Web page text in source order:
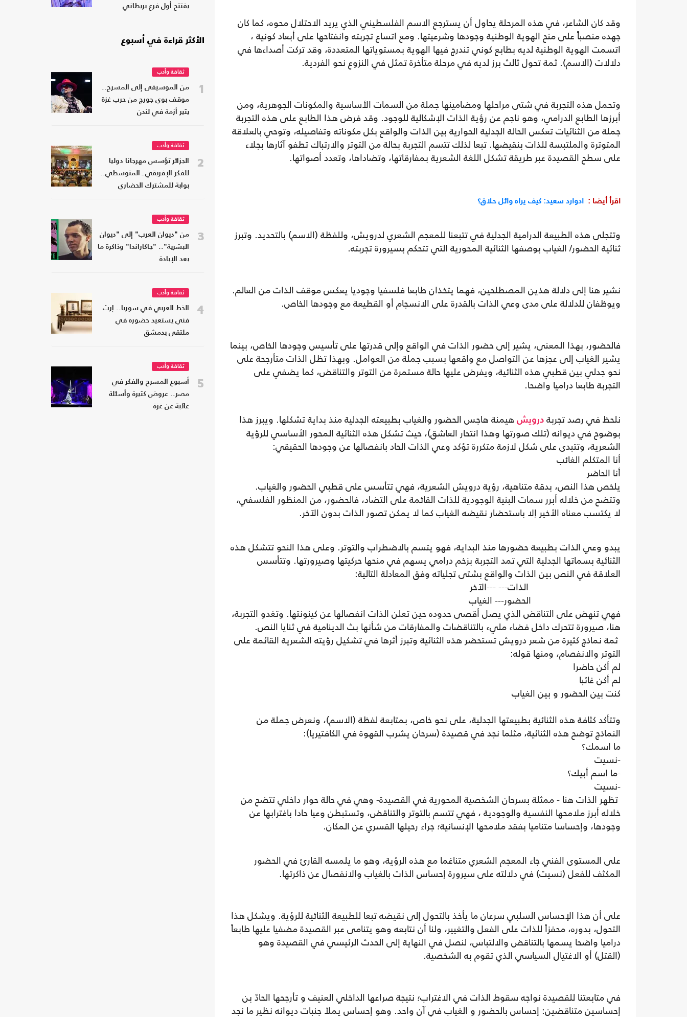
وقد كان الشاعر، في هذه المرحلة يحاول أن يسترجع الاسم الفلسطيني الذي يريد الاحتلال محوه، كما كان
جهده منصباً على منح الهوية الوطنية وجودها وشرعيتها. ومع اتساع تجربته وانفتاحها على أبعاد كونية ،
اتسمت الهوية الوطنية لديه بطابع كوني تندرج فيها الهوية بمستوياتها المتعددة، وقد تركت أصداءها في
دلالات (الاسم). ثمة تحول ثالث برز لديه في مرحلة متأخرة تمثل في النزوع نحو الفردية.
وتحمل هذه التجربة في شتى مراحلها ومضامينها جملة من السمات الأساسية والمكونات الجوهرية، ومن
أبرزها الطابع الدرامي، وهو ناجم عن رؤية الذات الإشكالية للوجود. وقد فرض هذا الطابع على هذه التجربة
جملة من الثنائيات تعكس الحالة الجدلية الحوارية بين الذات والواقع بكل مكوناته وتفاصيله، وتوحي بالعلاقة
المتوترة والملتبسة للذات بنقيضها. تبعا لذلك تتسم التجربة بحالة من التوتر والارتباك تطفو آثارها بجلاء
على سطح القصيدة عبر طريقة تشكل اللغة الشعرية بمفارقاتها، وتضاداها، وتعدد أصواتها.
اقرأ أيضا : ادوارد سعيد: كيف يراه وائل حلاق؟
وتتجلى هذه الطبيعة الدرامية الجدلية في تتبعنا للمعجم الشعري لدرويش، وللفظة (الاسم) بالتحديد. وتبرز
ثنائية الحضور/ الغياب بوصفها الثنائية المحورية التي تتحكم بسيرورة تجربته.
نشير هنا إلى دلالة هذين المصطلحين، فهما يتخذان طابعا فلسفيا وجوديا يعكس موقف الذات من العالم.
ويوظفان للدلالة على مدى وعي الذات بالقدرة على الانسجام أو القطيعة مع وجودها الخاص.
فالحضور، بهذا المعنى، يشير إلى حضور الذات في الواقع وإلى قدرتها على تأسيس وجودها الخاص، بينما
يشير الغياب إلى عجزها عن التواصل مع واقعها بسبب جملة من العوامل. وبهذا تظل الذات متأرجحة على
نحو جدلي بين قطبي هذه الثنائية، ويفرض عليها حالة مستمرة من التوتر والتناقض، كما يضفي على
التجربة طابعا دراميا واضحا.
نلحظ في رصد تجربة درويش هيمنة هاجس الحضور والغياب بطبيعته الجدلية منذ بداية تشكلها. ويبرز هذا
بوضوح في ديوانه (تلك صورتها وهذا انتحار العاشق)، حيث تشكل هذه الثنائية المحور الأساسي للرؤية
الشعرية، وتتبدى على شكل لازمة متكررة تؤكد وعي الذات الحاد بانفصالها عن وجودها الحقيقي:
أنا المتكلم الغائب
أنا الحاضر
يلخص هذا النص، بدقة متناهية، رؤية درويش الشعرية، فهي تتأسس على قطبي الحضور والغياب.
وتتضح من خلاله أبرر سمات البنية الوجودية للذات القائمة على التضاد، فالحضور، من المنظور الفلسفي،
لا يكتسب معناه الأخير إلا باستحضار نقيضه الغياب كما لا يمكن تصور الذات بدون الآخر.
يبدو وعي الذات بطبيعة حضورها منذ البداية، فهو يتسم بالاضطراب والتوتر. وعلى هذا النحو تتشكل هذه
الثنائية بسماتها الجدلية التي تمد التجربة بزخم درامي يسهم في منحها حركيتها وصيرورتها. وتتأسس
العلاقة في النص بين الذات والواقع بشتى تجلياته وفق المعادلة التالية:
الذات--- ---الآخر
الحضور--- الغياب
فهي تنهض على التناقض الذي يصل أقصى حدوده حين تعلن الذات انفصالها عن كينونتها. وتغدو التجربة،
هنا، صيرورة تتحرك داخل فضاء مليء بالتناقضات والمفارقات من شأنها بث الدينامية في ثنايا النص.
ثمة نماذج كثيرة من شعر درويش تستحضر هذه الثنائية وتبرز أثرها في تشكيل رؤيته الشعرية القائمة على
التوتر والانفصام، ومنها قوله:
لم أكن حاضرا
لم أكن غائبا
كنت بين الحضور و بين الغياب
وتتأكد كثافة هذه الثنائية بطبيعتها الجدلية، على نحو خاص، بمتابعة لفظة (الاسم)، ونعرض جملة من
النماذج توضح هذه الثنائية، مثلما نجد في قصيدة (سرحان يشرب القهوة في الكافتيريا):
ما اسمك؟
-نسيت
-ما اسم أبيك؟
-نسيت
تظهر الذات هنا - ممثلة بسرحان الشخصية المحورية في القصيدة- وهي في حالة حوار داخلي تتضح من
خلاله أبرز ملامحها النفسية والوجودية ، فهي تتسم بالتوتر والتناقض، وتستبطن وعيا حادا باغترابها عن
وجودها، وإحساسا متناميا بفقد ملامحها الإنسانية؛ جراء رحيلها القسري عن المكان.
على المستوى الفني جاء المعجم الشعري متناغما مع هذه الرؤية، وهو ما يلمسه القارئ في الحضور
المكثف للفعل (نسيت) في دلالته على سيرورة إحساس الذات بالغياب والانفصال عن ذاكرتها.
على أن هذا الإحساس السلبي سرعان ما يأخذ بالتحول إلى نقيضه تبعا للطبيعة الثنائية للرؤية. ويشكل هذا
التحول، بدوره، محفزاً للذات على الفعل والتغيير، ولنا أن نتابعه وهو يتنامى عبر القصيدة مضفيا عليها طابعاً
دراميا واضحا يسمها بالتناقض والالتباس، لنصل في النهاية إلى الحدث الرئيسي في القصيدة وهو
(القتل) أو الاغتيال السياسي الذي تقوم به الشخصية.
في متابعتنا للقصيدة نواجه سقوط الذات في الاغتراب؛ نتيجة صراعها الداخلي العنيف و تأرجحها الحادّ بن
إحساسين متناقضين: إحساس بالحضور و الغياب في آن واحد. وهو إحساس يملأ جنبات ديوانه نظير ما نجد
يفتتح أول فرع بريطاني
الأكثر قراءة في أسبوع
1
ثقافة وأدب
من الموسيقى إلى المسرح..
موقف بوي جورج من حرب غزة
يثير أزمة في لندن
2
ثقافة وأدب
الجزائر تؤسس مهرجانا دوليا
للفكر الإفريقي ـ المتوسطي..
بوابة للمشترك الحضاري
3
ثقافة وأدب
من "ديوان العرب" إلى "ديوان
البشرية".. "جاكاراندا" وذاكرة ما
بعد الإبادة
4
ثقافة وأدب
الخط العربي في سوريا.. إرث
فني يستعيد حضوره في
ملتقى بدمشق
5
ثقافة وأدب
أسبوع المسرح والفكر في
مصر.. عروض كثيرة وأسئلة
غائبة عن غزة